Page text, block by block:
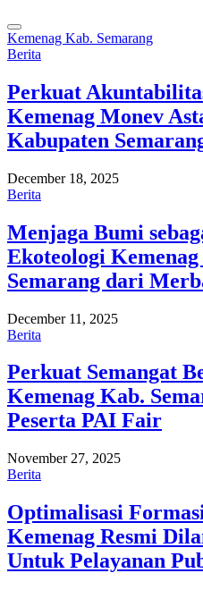
Kemenag Kab. Semarang
Berita
Perkuat
Kemenag Monev
Kabupaten
December 18, 2025
Berita
Menjaga Bumi
Ekoteologi
Semarang dari
December 11, 2025
Berita
Perkuat Semangat
Kemenag Kab.
Peserta PAI Fair
November 27, 2025
Berita
Optimalisasi
Kemenag Resmi
Untuk Pelayanan